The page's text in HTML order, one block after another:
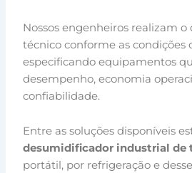
Nossos engenheiros realizam
técnico conforme as condições
especificando equipamentos
desempenho, economia
confiabilidade.
Entre as soluções disponíveis
desumidificador industrial de
portátil, por refrigeração e